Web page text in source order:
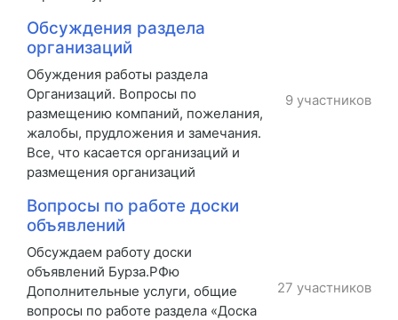
Обсуждения раздела
организаций
Обуждения работы раздела
Организаций. Вопросы по
размещению компаний, пожелания,
жалобы, прудложения и замечания.
Все, что касается организаций и
размещения организаций
9 участников
Вопросы по работе доски
объявлений
Обсуждаем работу доски
объявлений Бурза.РФю
Дополнительные услуги, общие
вопросы по работе раздела «Доска
27 участников